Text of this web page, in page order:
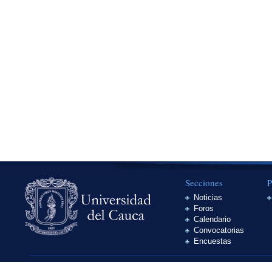
Secciones
Noticias
Foros
Calendario
Convocatorias
Encuestas